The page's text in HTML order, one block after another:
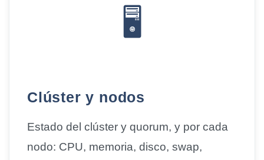
🖥️
Clúster y nodos
Estado del clúster y quorum, y por cada
nodo: CPU, memoria, disco, swap,